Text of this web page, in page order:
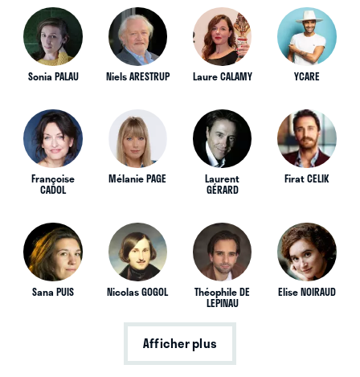
Sonia PALAU Niels ARESTRUP Laure CALAMY YCARE
Françoise
CADOL
Mélanie PAGE Laurent
GÉRARD
Firat CELIK
Sana PUIS Nicolas GOGOL Théophile DE
LEPINAU
Elise NOIRAUD
Afficher plus